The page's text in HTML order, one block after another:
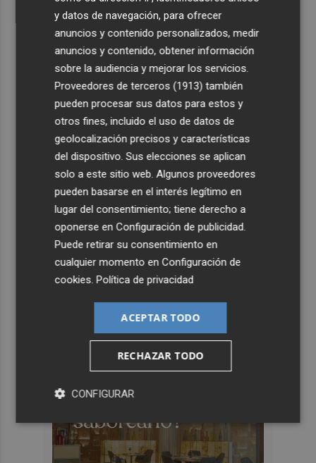
y datos de navegación, para ofrecer
anuncios y contenido personalizados, medir
anuncios y contenido, obtener información
sobre la audiencia y mejorar los servicios.
Proveedores de terceros (1913) también
pueden procesar sus datos para estos y
otros fines, incluido el uso de datos de
geolocalización precisos y características
del dispositivo. Sus elecciones se aplican
solo a este sitio web. Algunos proveedores
pueden basarse en el interés legítimo en
lugar del consentimiento; tiene derecho a
oponerse enConfiguración de publicidad.
Puede retirar su consentimiento en
cualquier momento enConfiguración de
cookies.Política de privacidad
ACEPTAR TODO
RECHAZAR TODO
CONFIGURAR